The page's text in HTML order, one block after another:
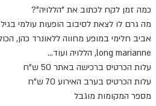
כמה זמן לקח לכתוב את "הללויה"?
מה גרם לו לצאת לסיבוב הופעות עולמי בגיל 74?
long marianne, הללויה ועוד...
עלות הכרטיס ברכישה באתר 50 ש"ח
עלות הכרטיס בערב האירוע 70 ש"ח
מספר המקומות מוגבל